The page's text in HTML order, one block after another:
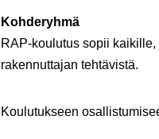
Kohderyhmä
RAP-koulutus sopii
rakennuttajan tehtävistä.
Koulutukseen